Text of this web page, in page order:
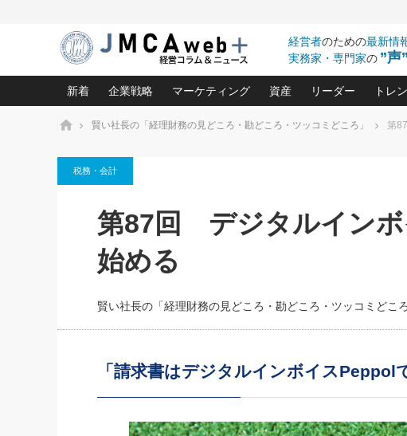
経営者のための最新情
実務家・専門家の ”声”
新着
朝礼・会議での「社長の３分間
スピーチ」ネタ帳（2026年8月5
日号）
2026.08.5
企業戦略
中小企業の「１位づくり」戦略(96)
利益を最大化する「業務改善」横田尚哉氏(5)
強い会社を築く ビジネス・クリニック(240)
日本レーザー「人を大切にしながら利益を上げる経営」の
(3)
武器としてのM&A入門(3)
社長のための“儲かる通販”戦略視点(151)
継続経営 百話百行(85)
マーケティング
ロングセラーの玉手箱(9)
資産
中国経済の最新動向(204)
事業承継の前に、決めて
深読み企業分析(152)
リーダー
ピョートル・F・
楠木建の「経営
次もあなたにお
社長の右腕をつ
トレ
北村
ホーム 賢い社長の「経理財務の見どころ・勘どころ・ツッコミどころ」 第
税務・会計
第87回 デジタルイン
始める
賢い社長の「経理財務の見どころ・勘どころ・ツッコミどころ
「請求書はデジタルインボイスPeppol